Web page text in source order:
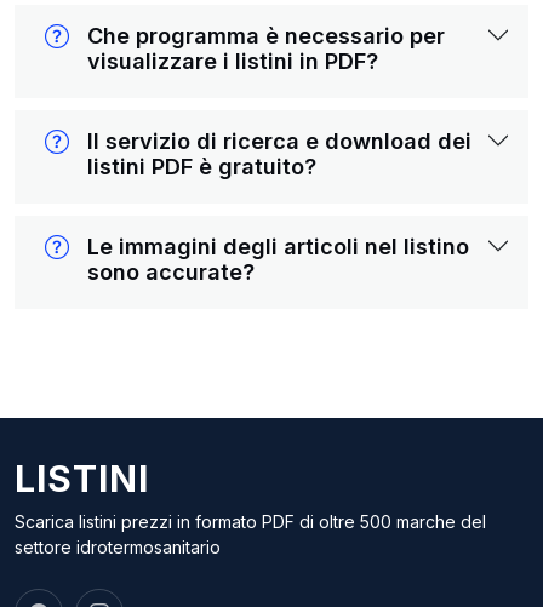
Che programma è necessario per
visualizzare i listini in PDF?
Il servizio di ricerca e download dei
listini PDF è gratuito?
Le immagini degli articoli nel listino
sono accurate?
LISTINI
Scarica listini prezzi in formato PDF di oltre 500 marche del
settore idrotermosanitario